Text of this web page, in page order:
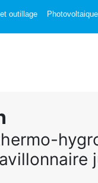
outillage